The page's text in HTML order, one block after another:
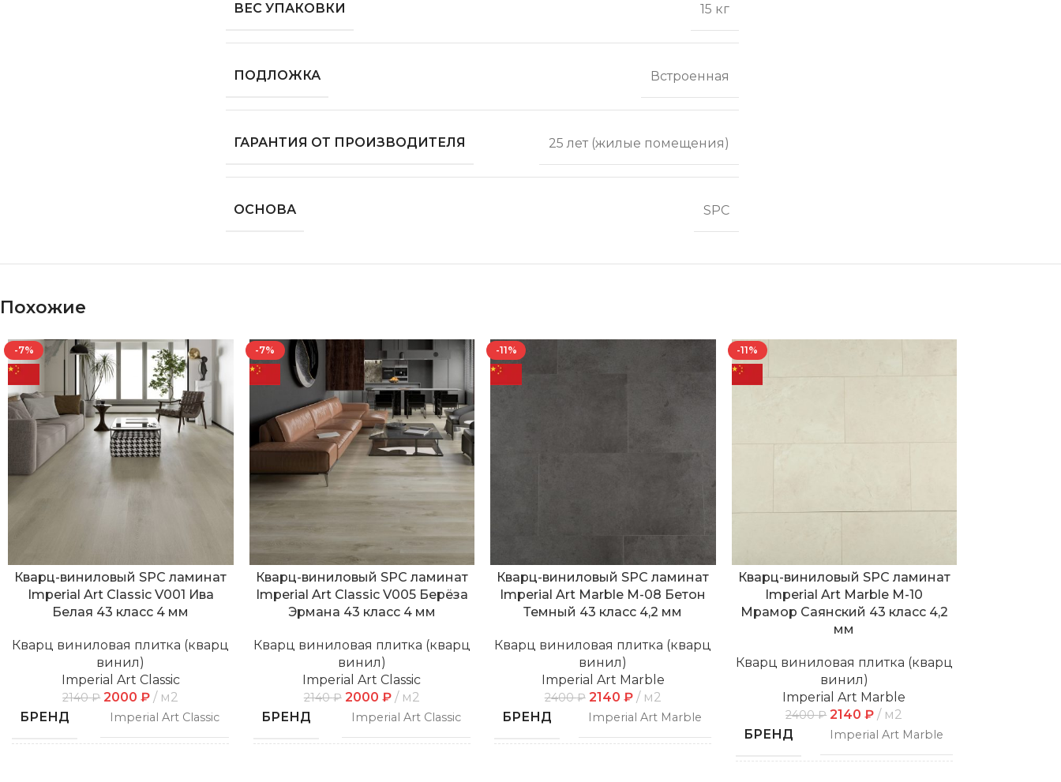
ВЕС УПАКОВКИ 15 кг
ПОДЛОЖКА Встроенная
ГАРАНТИЯ ОТ ПРОИЗВОДИТЕЛЯ 25 лет (жилые помещения)
ОСНОВА SPC
Похожие
-7%
Кварц-виниловый SPC ламинат
Imperial Art Classic V001 Ива
Белая 43 класс 4 мм
Кварц виниловая плитка (кварц
винил)
Imperial Art Classic
2140₽ 2000₽
м2
БРЕНД
Imperial Art Classic
-7%
Кварц-виниловый SPC ламинат
Imperial Art Classic V005 Берёза
Эрмана 43 класс 4 мм
Кварц виниловая плитка (кварц
винил)
Imperial Art Classic
2140₽ 2000 ₽
м2
БРЕНД
Imperial Art Classic
-11%
Кварц-виниловый SPC ламинат
Imperial Art Marble M-08 Бетон
Темный 43 класс 4,2 мм
Кварц виниловая плитка (кварц
винил)
Imperial Art Marble
2400₽ 2140 ₽
м2
БРЕНД
Imperial Art Marble
-11%
Кварц-виниловый SPC ламинат
Imperial Art Marble M-10
Мрамор Саянский 43 класс 4,2
мм
Кварц виниловая плитка (кварц
винил)
Imperial Art Marble
2400₽ 2140₽
м2
БРЕНД
Imperial Art Marble